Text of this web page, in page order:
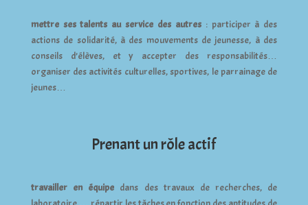
mettre ses talents au service des autres : participer à des
actions de solidarité, à des mouvements de jeunesse, à des
conseils d’élèves, et y accepter des responsabilités…
organiser des activités culturelles, sportives, le parrainage de
jeunes…
Prenant un rôle actif
travailler en équipe dans des travaux de recherches, de